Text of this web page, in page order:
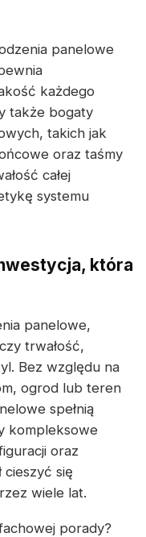
panelowe
każdego
także bogaty
takich jak
oraz taśmy
całej
systemu
która
panelowe,
trwałość,
Bez względu na
ogrod lub teren
spełnią
kompleksowe
oraz
cieszyć się
wiele lat.
porady?